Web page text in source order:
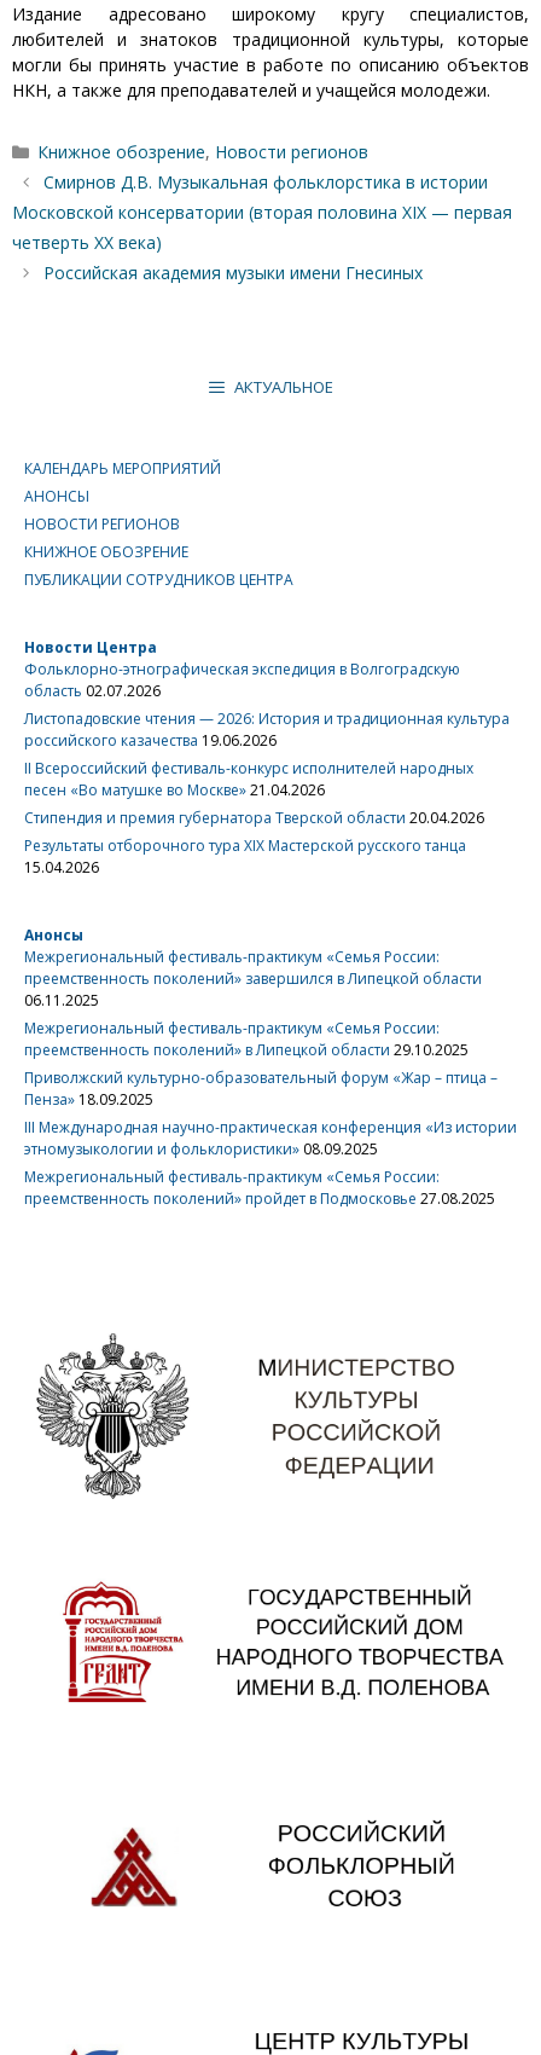
Издание адресовано широкому кругу специалистов,
любителей и знатоков традиционной культуры, которые
могли бы принять участие в работе по описанию объектов
НКН, а также для преподавателей и учащейся молодежи.
Рубрики
Книжное обозрение, Новости регионов
Смирнов Д.В. Музыкальная фольклорстика в истории
Московской консерватории (вторая половина XIX — первая
четверть XX века)
Российская академия музыки имени Гнесиных
АКТУАЛЬНОЕ
КАЛЕНДАРЬ МЕРОПРИЯТИЙ
АНОНСЫ
НОВОСТИ РЕГИОНОВ
КНИЖНОЕ ОБОЗРЕНИЕ
ПУБЛИКАЦИИ СОТРУДНИКОВ ЦЕНТРА
Новости Центра
Фольклорно-этнографическая экспедиция в Волгоградскую
область 02.07.2026
Листопадовские чтения — 2026: История и традиционная культура
российского казачества 19.06.2026
II Всероссийский фестиваль-конкурс исполнителей народных
песен «Во матушке во Москве»21.04.2026
Стипендия и премия губернатора Тверской области 20.04.2026
Результаты отборочного тура XIX Мастерской русского танца
15.04.2026
Анонсы
Межрегиональный фестиваль-практикум «Семья России:
преемственность поколений» завершился в Липецкой области
06.11.2025
Межрегиональный фестиваль-практикум «Семья России:
преемственность поколений» в Липецкой области 29.10.2025
Приволжский культурно-образовательный форум «Жар – птица –
Пенза» 18.09.2025
III Международная научно-практическая конференция «Из истории
этномузыкологии и фольклористики» 08.09.2025
Межрегиональный фестиваль-практикум «Семья России:
преемственность поколений» пройдет в Подмосковье 27.08.2025